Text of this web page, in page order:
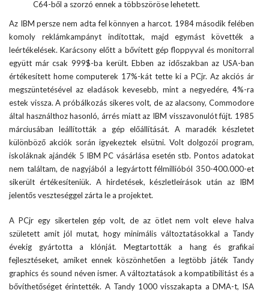
C64-ből a szorzó ennek a többszöröse lehetett.
Az IBM persze nem adta fel könnyen a harcot. 1984 második felében
komoly reklámkampányt indítottak, majd egymást követték a
leértékelések. Karácsony előtt a bővített gép floppyval és monitorral
együtt már csak 999$-ba került. Ebben az időszakban az USA-ban
értékesített home computerek 17%-kát tette ki a PCjr. Az akciós ár
megszüntetésével az eladások kevesebb, mint a negyedére, 4%-ra
estek vissza. A próbálkozás sikeres volt, de az alacsony, Commodore
által használthoz hasonló, árrés miatt az IBM visszavonulót fújt. 1985
márciusában leállították a gép előállítását. A maradék készletet
különböző akciók során igyekeztek elsütni. Volt dolgozói program,
iskoláknak ajándék 5 IBM PC vásárlása esetén stb. Pontos adatokat
nem találtam, de nagyjából a legyártott félmillióból 350-400.000-et
sikerült értékesíteniük. A hirdetések, készletleírások után az IBM
jelentős veszteséggel zárta le a projektet.
A PCjr egy sikertelen gép volt, de az ötlet nem volt eleve halva
született amit jól mutat, hogy minimális változtatásokkal a Tandy
évekig gyártotta a klónját. Megtartották a hang és grafikai
fejlesztéseket, amiket ennek köszönhetően a legtöbb játék Tandy
graphics és sound néven ismer. A változtatások a kompatibilitást és a
bővíthetőséget érintették. A Tandy 1000 visszakapta a DMA-t, ISA